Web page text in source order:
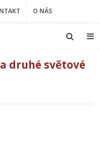
O NÁS
druhé světové